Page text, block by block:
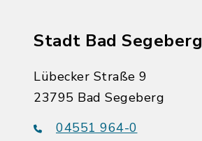
Stadt Bad Segeberg
Lübecker Straße 9
23795 Bad Segeberg
04551 964-0